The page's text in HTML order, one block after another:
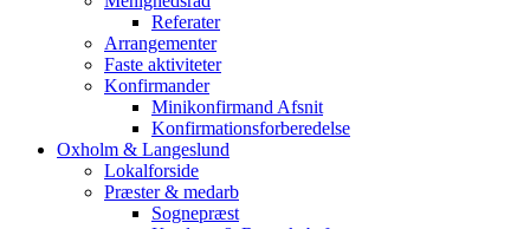
Referater
Arrangementer
Faste aktiviteter
Konfirmander
Minikonfirmand Afsnit
Konfirmationsforberedelse
Oxholm & Langeslund
Lokalforside
Præster & medarb
Sognepræst